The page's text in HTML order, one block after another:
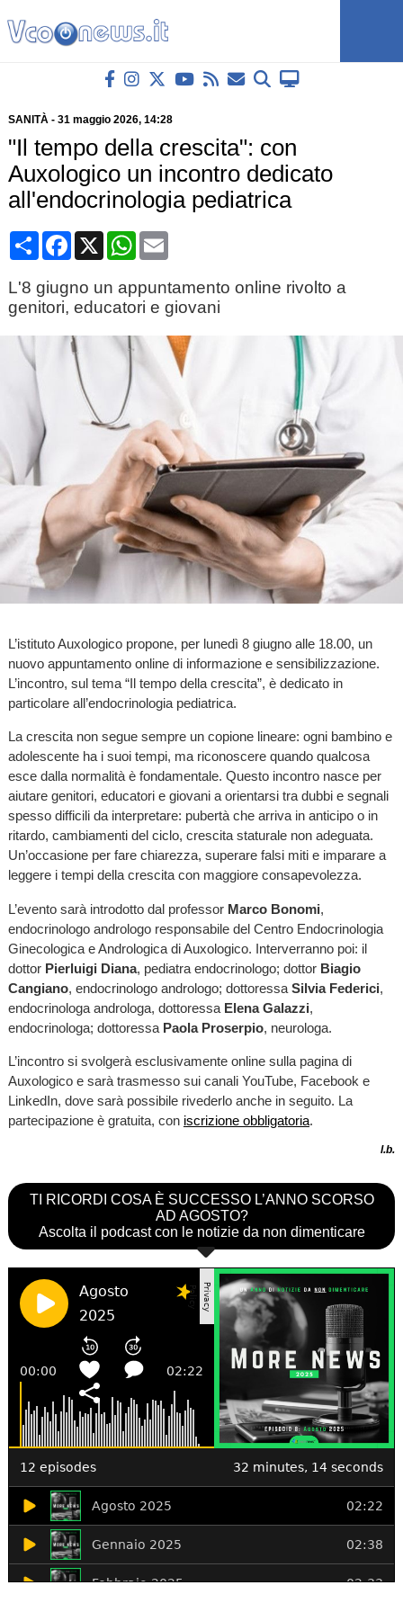
SANITÀ- 31 maggio 2026, 14:28
"Il tempo della crescita": con
Auxologico un incontro dedicato
all'endocrinologia pediatrica
CondividiFacebook
X WhatsApp
Email
L'8 giugno un appuntamento online rivolto a
genitori, educatori e giovani
L’istituto Auxologico propone, per lunedì 8 giugno alle 18.00, un
nuovo appuntamento online di informazione e sensibilizzazione.
L’incontro, sul tema “Il tempo della crescita”, è dedicato in
particolare all’endocrinologia pediatrica.
La crescita non segue sempre un copione lineare: ogni bambino e
adolescente ha i suoi tempi, ma riconoscere quando qualcosa
esce dalla normalità è fondamentale. Questo incontro nasce per
aiutare genitori, educatori e giovani a orientarsi tra dubbi e segnali
spesso difficili da interpretare: pubertà che arriva in anticipo o in
ritardo, cambiamenti del ciclo, crescita staturale non adeguata.
Un’occasione per fare chiarezza, superare falsi miti e imparare a
leggere i tempi della crescita con maggiore consapevolezza.
L’evento sarà introdotto dal professor Marco Bonomi,
endocrinologo andrologo responsabile del Centro Endocrinologia
Ginecologica e Andrologica di Auxologico. Interverranno poi: il
dottor Pierluigi Diana, pediatra endocrinologo; dottor Biagio
Cangiano, endocrinologo andrologo; dottoressa Silvia Federici,
endocrinologa androloga, dottoressa Elena Galazzi,
endocrinologa; dottoressa Paola Proserpio, neurologa.
L’incontro si svolgerà esclusivamente online sulla pagina di
Auxologico e sarà trasmesso sui canali YouTube, Facebook e
LinkedIn, dove sarà possibile rivederlo anche in seguito. La
partecipazione è gratuita, con iscrizione obbligatoria.
l.b.
TI RICORDI COSA È SUCCESSO L’ANNO SCORSO
AD AGOSTO?
Ascolta il podcast con le notizie da non dimenticare